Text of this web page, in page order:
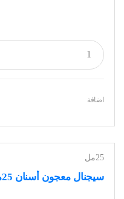
اضافة
25مل
سيجنال معجون أسنان 25مل